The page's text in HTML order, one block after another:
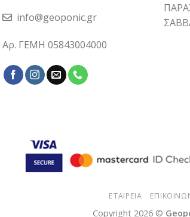
info@geoponic.gr
Αρ. ΓΕΜΗ 05843004000
ΕΤΑΙΡΕΙΑ
Copyright 2026 ©